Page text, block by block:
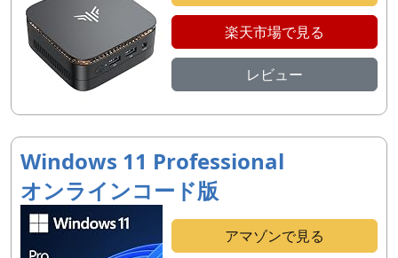
楽天市場で見る
レビュー
Windows 11 Professional
オンラインコード版
アマゾンで見る